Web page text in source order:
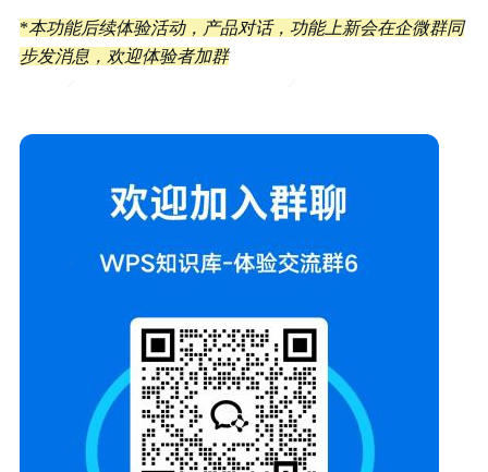
*本功能后续体验活动，产品对话，功能上新会在企微群同
步发消息，欢迎体验者加群